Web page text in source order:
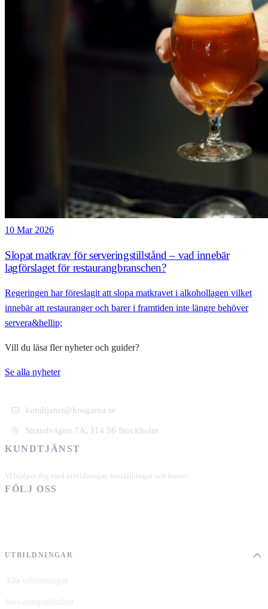
10 Mar 2026
Slopat matkrav för serveringstillstånd – vad innebär
lagförslaget för restaurangbranschen?
Regeringen har föreslagit att slopa matkravet i alkohollagen vilket
innebär att restauranger och barer i framtiden inte längre behöver
servera&hellip;
Vill du läsa fler nyheter och guider?
Se alla nyheter
kundtjanst@krogarna.se
Strandvägen 7A, 114 56 Stockholm
KUNDTJÄNST
Vi hjälper dig med utbildningar, beställningar och konto.
FÖLJ OSS
UTBILDNINGAR
Alla utbildningar
Serveringstillstånd